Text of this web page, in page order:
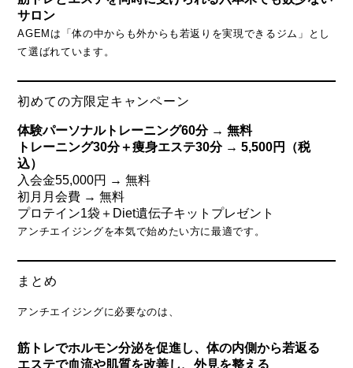
サロン
AGEMは「体の中からも外からも若返りを実現できるジム」とし
て選ばれています。
初めての方限定キャンペーン
体験パーソナルトレーニング60分 → 無料
トレーニング30分＋痩身エステ30分 → 5,500円（税
込）
入会金55,000円 → 無料
初月月会費 → 無料
プロテイン1袋＋Diet遺伝子キットプレゼント
アンチエイジングを本気で始めたい方に最適です。
まとめ
アンチエイジングに必要なのは、
筋トレでホルモン分泌を促進し、体の内側から若返る
エステで血流や肌質を改善し、外見を整える